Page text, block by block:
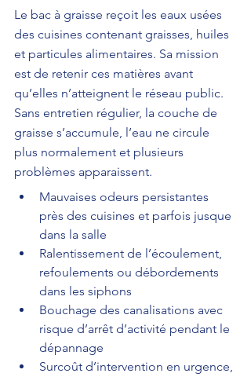
Le bac à graisse reçoit les eaux usées
des cuisines contenant graisses, huiles
et particules alimentaires. Sa mission
est de retenir ces matières avant
qu’elles n’atteignent le réseau public.
Sans entretien régulier, la couche de
graisse s’accumule, l’eau ne circule
plus normalement et plusieurs
problèmes apparaissent.
Mauvaises odeurs persistantes
près des cuisines et parfois jusque
dans la salle
Ralentissement de l’écoulement,
refoulements ou débordements
dans les siphons
Bouchage des canalisations avec
risque d’arrêt d’activité pendant le
dépannage
Surcoût d’intervention en urgence,